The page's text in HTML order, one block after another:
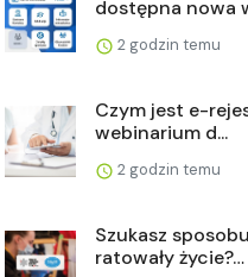
dostępna nowa
2 godzin temu
Czym jest e-
webinarium d...
2 godzin temu
Szukasz
ratowały życie?…